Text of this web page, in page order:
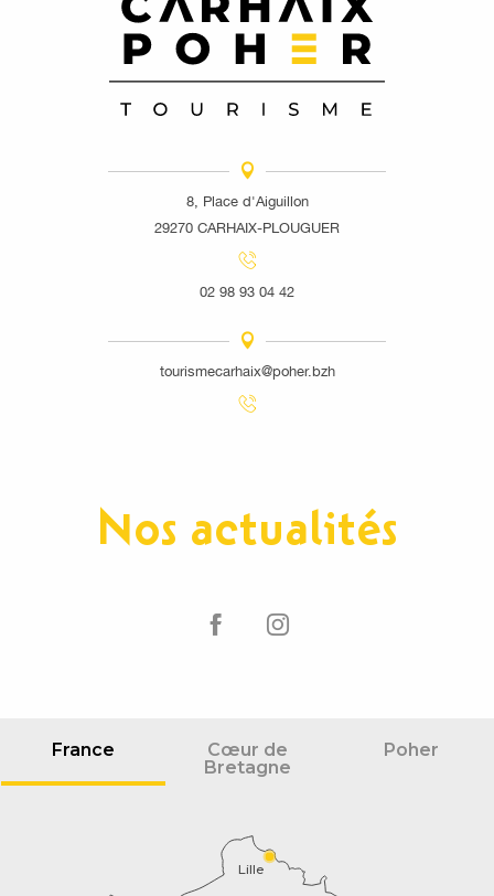
8, Place d'Aiguillon
29270 CARHAIX-PLOUGUER
02 98 93 04 42
tourismecarhaix@poher.bzh
Nos actualités
France
Cœur de
Bretagne
Poher
Lille